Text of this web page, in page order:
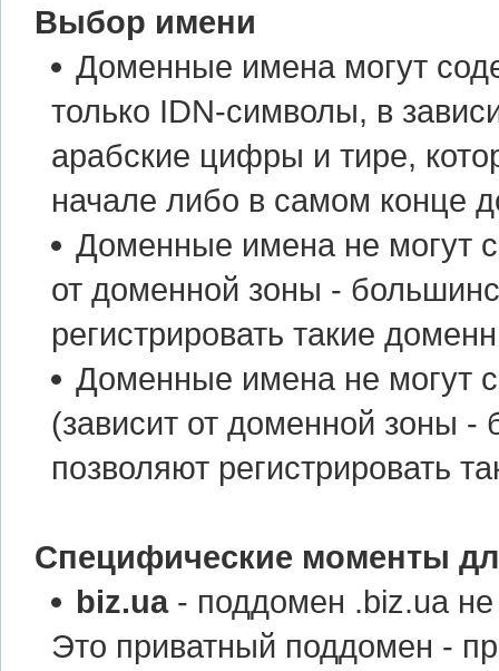
Выбор имени
Доменные имена могут
только IDN-символы, в
арабские цифры и тире,
начале либо в самом конце
Доменные имена не могут
от доменной зоны -
регистрировать такие
Доменные имена не могут
(зависит от доменной зоны -
позволяют регистрировать
Специфические моменты
biz.ua- поддомен .biz.ua не
Это приватный поддомен -